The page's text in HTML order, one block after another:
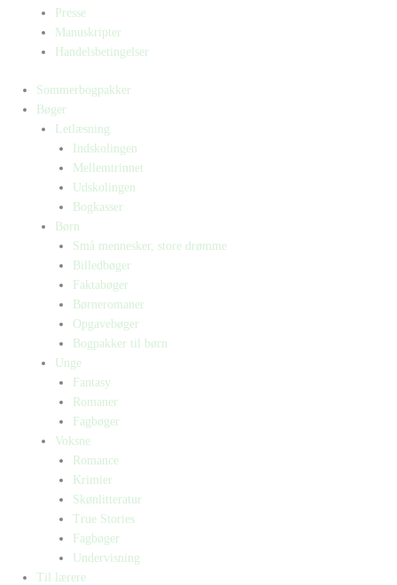
Presse
Manuskripter
Handelsbetingelser
Sommerbogpakker
Bøger
Letlæsning
Indskolingen
Mellemtrinnet
Udskolingen
Bogkasser
Børn
Små mennesker, store drømme
Billedbøger
Faktabøger
Børneromaner
Opgavebøger
Bogpakker til børn
Unge
Fantasy
Romaner
Fagbøger
Voksne
Romance
Krimier
Skønlitteratur
True Stories
Fagbøger
Undervisning
Til lærere